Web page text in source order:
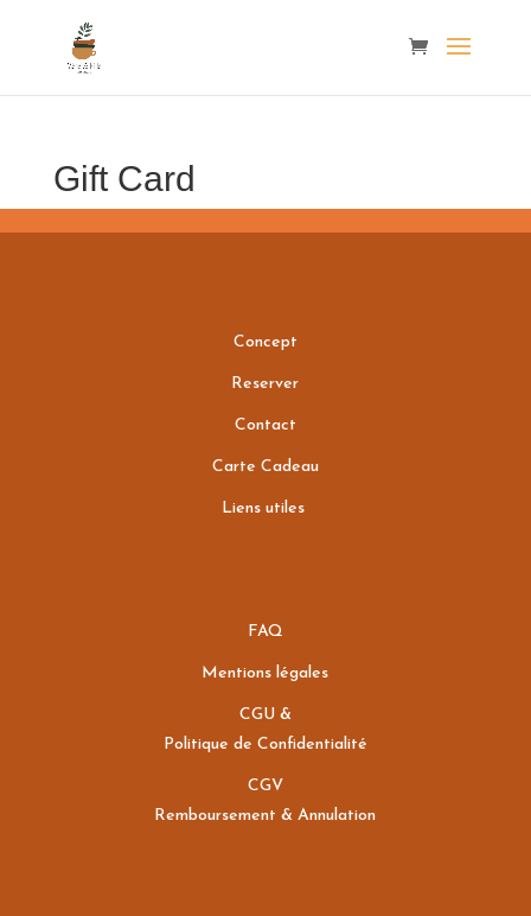
Gift Card
Concept
Reserver
Contact
Carte Cadeau
Liens utiles
FAQ
Mentions légales
CGU &
Politique de Confidentialité
CGV
Remboursement & Annulation